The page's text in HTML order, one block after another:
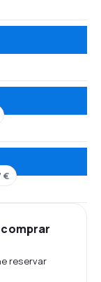
€
reservar